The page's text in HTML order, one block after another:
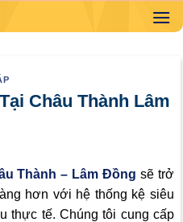
Châu Thành Lâm
Thành – Lâm Đồng sẽ trở
hơn với hệ thống kệ siêu
thực tế. Chúng tôi cung cấp